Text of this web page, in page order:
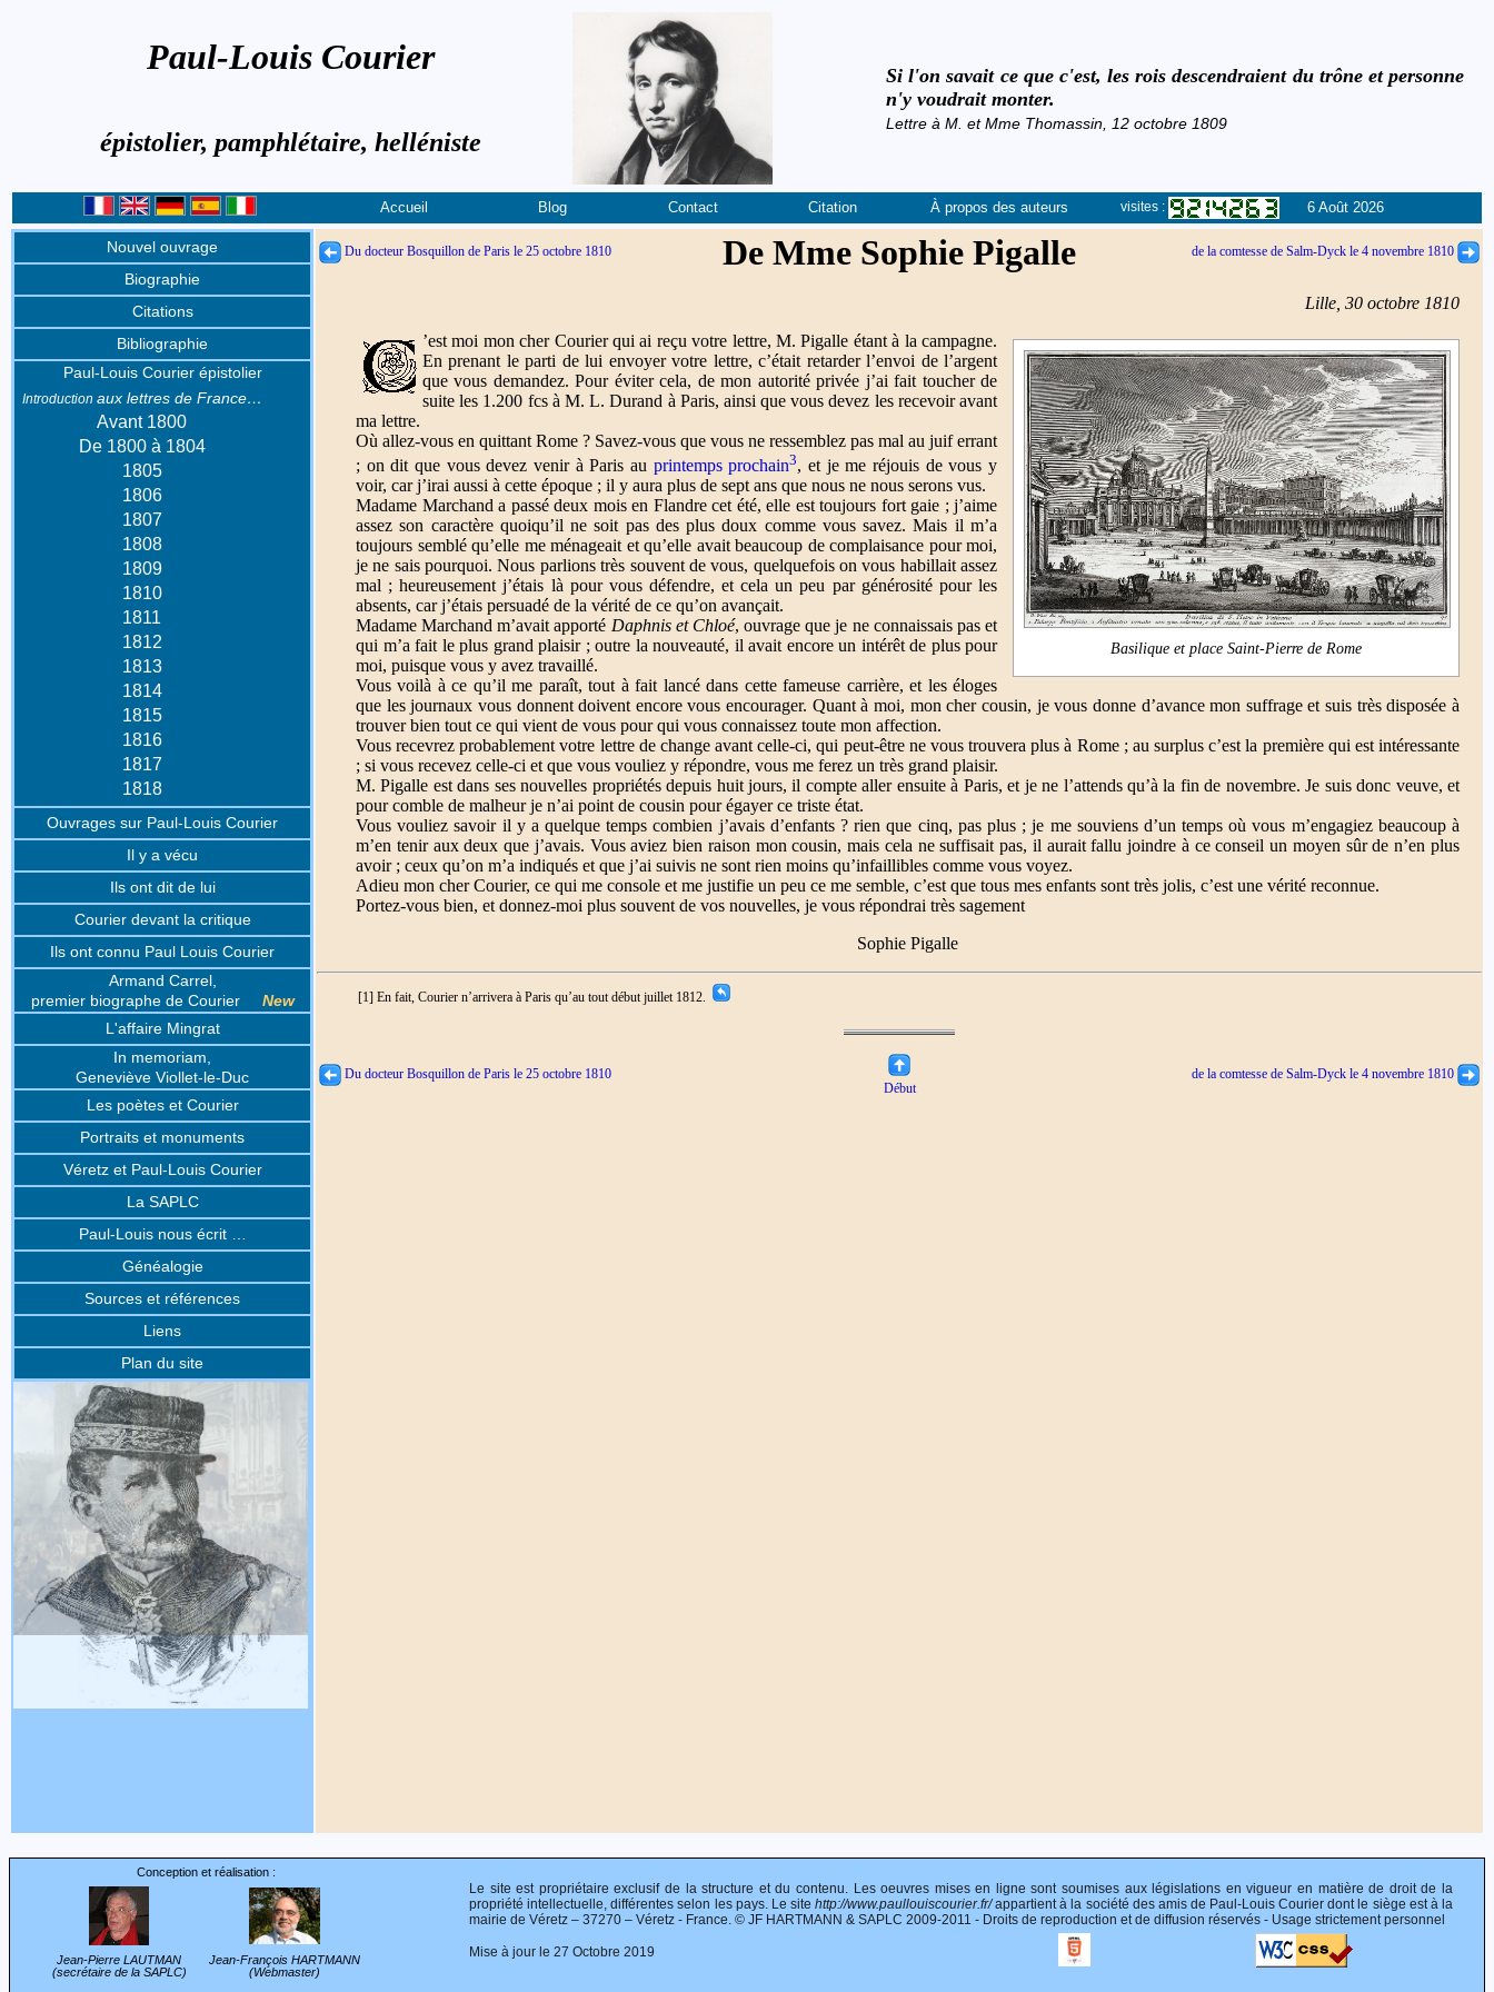
Paul-Louis Courier
épistolier, pamphlétaire, helléniste
Si l'on savait ce que c'est, les rois descendraient du trône et personne
n'y voudrait monter.
Lettre à M. et Mme Thomassin, 12 octobre 1809
Accueil Blog Contact Citation À propos des auteurs visites : 6 Août 2026
Nouvel ouvrage
Biographie
Citations
Bibliographie
Paul-Louis Courier épistolier
Introduction aux lettres de France…
Avant 1800
De 1800 à 1804
1805
1806
1807
1808
1809
1810
1811
1812
1813
1814
1815
1816
1817
1818
Ouvrages sur Paul-Louis Courier
Il y a vécu
Ils ont dit de lui
Courier devant la critique
Ils ont connu Paul Louis Courier
Armand Carrel,
premier biographe de CourierNew
L'affaire Mingrat
In memoriam,
Geneviève Viollet-le-Duc
Les poètes et Courier
Portraits et monuments
Véretz et Paul-Louis Courier
La SAPLC
Paul-Louis nous écrit …
Généalogie
Sources et références
Liens
Plan du site
Du docteur Bosquillon de Paris le 25 octobre 1810 De Mme Sophie Pigalle de la comtesse de Salm-Dyck le 4 novembre 1810
Lille, 30 octobre 1810
Basilique et place Saint-Pierre de Rome
’est moi mon cher Courier qui ai reçu votre lettre, M. Pigalle étant à la campagne.
En prenant le parti de lui envoyer votre lettre, c’était retarder l’envoi de l’argent
que vous demandez. Pour éviter cela, de mon autorité privée j’ai fait toucher de
suite les 1.200 fcs à M. L. Durand à Paris, ainsi que vous devez les recevoir avant
ma lettre.
Où allez-vous en quittant Rome ? Savez-vous que vous ne ressemblez pas mal au juif errant
; on dit que vous devez venir à Paris au printemps prochain3, et je me réjouis de vous y
voir, car j’irai aussi à cette époque ; il y aura plus de sept ans que nous ne nous serons vus.
Madame Marchand a passé deux mois en Flandre cet été, elle est toujours fort gaie ; j’aime
assez son caractère quoiqu’il ne soit pas des plus doux comme vous savez. Mais il m’a
toujours semblé qu’elle me ménageait et qu’elle avait beaucoup de complaisance pour moi,
je ne sais pourquoi. Nous parlions très souvent de vous, quelquefois on vous habillait assez
mal ; heureusement j’étais là pour vous défendre, et cela un peu par générosité pour les
absents, car j’étais persuadé de la vérité de ce qu’on avançait.
Madame Marchand m’avait apporté Daphnis et Chloé, ouvrage que je ne connaissais pas et
qui m’a fait le plus grand plaisir ; outre la nouveauté, il avait encore un intérêt de plus pour
moi, puisque vous y avez travaillé.
Vous voilà à ce qu’il me paraît, tout à fait lancé dans cette fameuse carrière, et les éloges
que les journaux vous donnent doivent encore vous encourager. Quant à moi, mon cher cousin, je vous donne d’avance mon suffrage et suis très disposée à
trouver bien tout ce qui vient de vous pour qui vous connaissez toute mon affection.
Vous recevrez probablement votre lettre de change avant celle-ci, qui peut-être ne vous trouvera plus à Rome ; au surplus c’est la première qui est intéressante
; si vous recevez celle-ci et que vous vouliez y répondre, vous me ferez un très grand plaisir.
M. Pigalle est dans ses nouvelles propriétés depuis huit jours, il compte aller ensuite à Paris, et je ne l’attends qu’à la fin de novembre. Je suis donc veuve, et
pour comble de malheur je n’ai point de cousin pour égayer ce triste état.
Vous vouliez savoir il y a quelque temps combien j’avais d’enfants ? rien que cinq, pas plus ; je me souviens d’un temps où vous m’engagiez beaucoup à
m’en tenir aux deux que j’avais. Vous aviez bien raison mon cousin, mais cela ne suffisait pas, il aurait fallu joindre à ce conseil un moyen sûr de n’en plus
avoir ; ceux qu’on m’a indiqués et que j’ai suivis ne sont rien moins qu’infaillibles comme vous voyez.
Adieu mon cher Courier, ce qui me console et me justifie un peu ce me semble, c’est que tous mes enfants sont très jolis, c’est une vérité reconnue.
Portez-vous bien, et donnez-moi plus souvent de vos nouvelles, je vous répondrai très sagement
Sophie Pigalle
[1] En fait, Courier n’arrivera à Paris qu’au tout début juillet 1812.
Du docteur Bosquillon de Paris le 25 octobre 1810
Début
de la comtesse de Salm-Dyck le 4 novembre 1810
Conception et réalisation :
Jean-Pierre LAUTMAN
(secrétaire de la SAPLC)
Jean-François HARTMANN
(Webmaster)
Le site est propriétaire exclusif de la structure et du contenu. Les oeuvres mises en ligne sont soumises aux législations en vigueur en matière de droit de la
propriété intellectuelle, différentes selon les pays. Le sitehttp://www.paullouiscourier.fr/appartient à la société des amis de Paul-Louis Courier dont le siège est à la
mairie de Véretz – 37270 – Véretz - France. © JF HARTMANN & SAPLC 2009-2011 - Droits de reproduction et de diffusion réservés - Usage strictement personnel
Mise à jour le 27 Octobre 2019